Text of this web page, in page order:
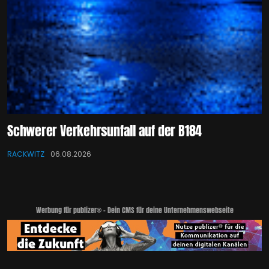
Schwerer Verkehrsunfall auf der B184
RACKWITZ 06.08.2026
Werbung für publizer® - Dein CMS für deine Unternehmenswebseite